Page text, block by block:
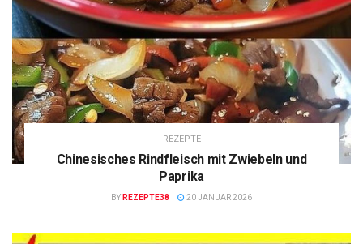
REZEPTE
Chinesisches Rindfleisch mit Zwiebeln und
Paprika
BY REZEPTE38 20 JANUAR 2026